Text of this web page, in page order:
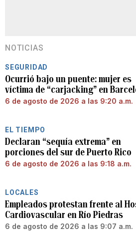
NOTICIAS
SEGURIDAD
Ocurrió bajo un puente: mujer es
víctima de “carjacking” en
6 de agosto de 2026 a las 9:20 a.m.
EL TIEMPO
Declaran “sequía extrema” en
porciones del sur de Puerto Rico
6 de agosto de 2026 a las 9:18 a.m.
LOCALES
Empleados protestan frente al
Cardiovascular en Río Piedras
6 de agosto de 2026 a las 9:07 a.m.